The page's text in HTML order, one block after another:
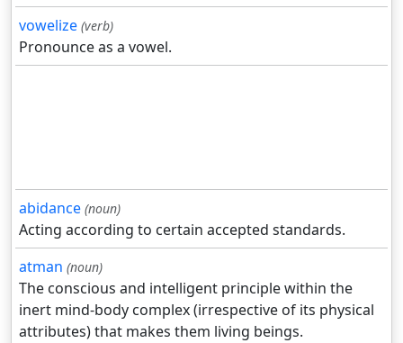
vowelize (verb)
Pronounce as a vowel.
abidance (noun)
Acting according to certain accepted standards.
atman (noun)
The conscious and intelligent principle within the
inert mind-body complex (irrespective of its physical
attributes) that makes them living beings.